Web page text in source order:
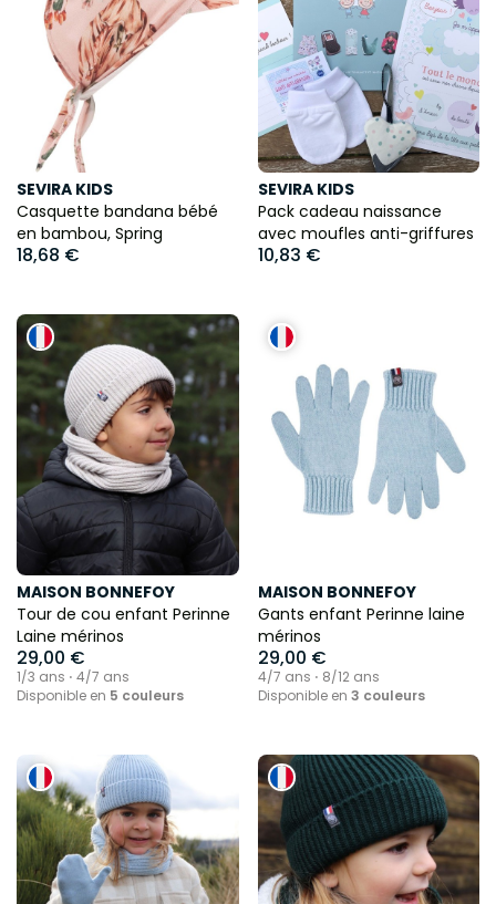
SEVIRA KIDS
Casquette bandana bébé
en bambou, Spring
18,68 €
SEVIRA KIDS
Pack cadeau naissance
avec moufles anti-griffures
10,83 €
MAISON BONNEFOY
Tour de cou enfant Perinne
Laine mérinos
29,00 €
1/3 ans ⋅ 4/7 ans
Disponible en 5 couleurs
MAISON BONNEFOY
Gants enfant Perinne laine
mérinos
29,00 €
4/7 ans ⋅ 8/12 ans
Disponible en 3 couleurs
Ensemble, défendons la
consommation engagée !
3 raisons de nous rejoindre
✅Recevoir LE guide incontournable
des40 cadeaux écolo 🎁
✅BONUS: votre code debienvenue
- 10%*🍸